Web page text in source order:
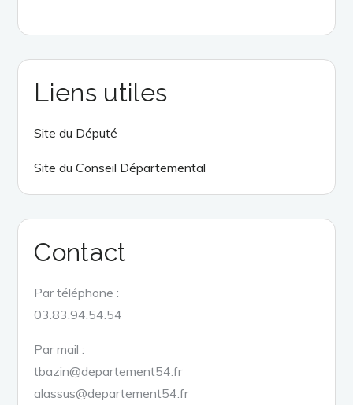
Liens utiles
Site du Député
Site du Conseil Départemental
Contact
Par téléphone :
03.83.94.54.54
Par mail :
tbazin@departement54.fr
alassus@departement54.fr